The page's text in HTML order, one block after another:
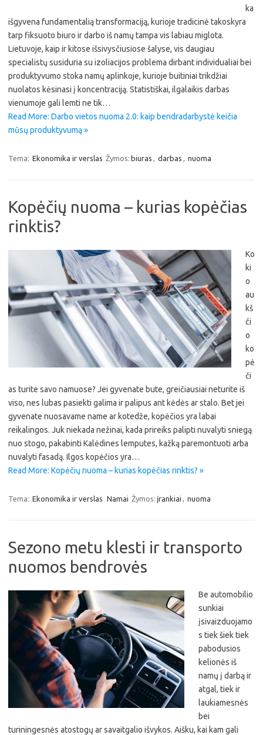
ka
išgyvena fundamentalią transformaciją, kurioje tradicinė takoskyra
tarp fiksuoto biuro ir darbo iš namų tampa vis labiau miglota.
Lietuvoje, kaip ir kitose išsivysčiusiose šalyse, vis daugiau
specialistų susiduria su izoliacijos problema dirbant individualiai bei
produktyvumo stoka namų aplinkoje, kurioje buitiniai trikdžiai
nuolatos kėsinasi į koncentraciją. Statistiškai, ilgalaikis darbas
vienumoje gali lemti ne tik…
Read More: Darbo vietos nuoma 2.0: kaip bendradarbystė keičia
mūsų produktyvumą »
Tema: Ekonomika ir verslas Žymos: biuras , darbas , nuoma
Kopėčių nuoma – kurias kopėčias
rinktis?
Ko
ki
o
au
kš
či
o
ko
pė
či
as turite savo namuose? Jei gyvenate bute, greičiausiai neturite iš
viso, nes lubas pasiekti galima ir palipus ant kėdės ar stalo. Bet jei
gyvenate nuosavame name ar kotedže, kopėčios yra labai
reikalingos. Juk niekada nežinai, kada prireiks palipti nuvalyti sniegą
nuo stogo, pakabinti Kalėdines lemputes, kažką paremontuoti arba
nuvalyti fasadą. Ilgos kopėčios yra…
Read More: Kopėčių nuoma – kurias kopėčias rinktis? »
Tema: Ekonomika ir verslas Namai Žymos: įrankiai , nuoma
Sezono metu klesti ir transporto
nuomos bendrovės
Be automobilio
sunkiai
įsivaizduojamo
s tiek šiek tiek
pabodusios
kelionės iš
namų į darbą ir
atgal, tiek ir
laukiamesnės
bei
turiningesnės atostogų ar savaitgalio išvykos. Aišku, kai kam gali